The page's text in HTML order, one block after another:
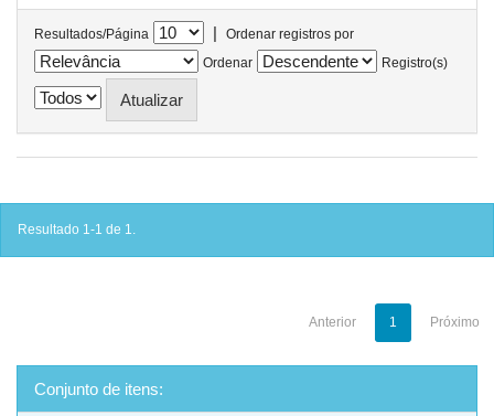
Resultados/Página |
Ordenar registros por
Ordenar
Registro(s)
Resultado 1-1 de 1.
Anterior 1 Próximo
Conjunto de itens: